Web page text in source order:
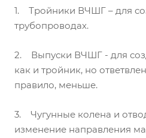
1. Тройники ВЧШГ – для
трубопроводах.
2. Выпуски ВЧШГ - для
как и тройник, но
правило, меньше.
3. Чугунные колена и
изменение направления